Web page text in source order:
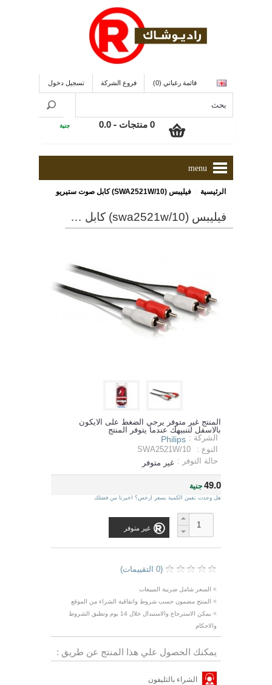
قائمة رغباتي (0) فروع الشركة تسجيل دخول
0 منتجات - 0.0 جنية
menu
الرئيسية فيليبس (SWA2521W/10) كابل صوت ستيريو ذو طول 1.5 ملليمتر
فيليبس (swa2521w/10) كابل صوت ستيريو ذو طول 1.5 ملليمتر
المنتج غير متوفر يرجي الضغط على الايكون
بالاسفل لتنبيهك عندما يتوفر المنتج
الشركة : Philips
النوع :
SWA2521W/10
حالة التوفر : غير متوفر
49.0جنية
هل وجدت نفس الكمية بسعر ارخص؟ اخبرنا من فضلك
غير متوفر
(0 التقييمات)
> السعر شامل ضريبة المبيعات
> المنتج مضمون حسب شروط واتفاقية الشراء من الموقع
> يمكن الاسترجاع والاستبدال خلال 14 يوم وتطبق الشروط
والاحكام
يمكنك الحصول علي هذا المنتج عن طريق :
الشراء بالتليفون